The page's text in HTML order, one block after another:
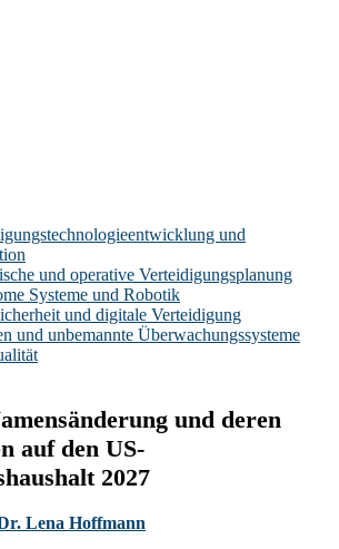
und
und operative Verteidigungsplanung
Systeme und Robotik
und digitale Verteidigung
und unbemannte Überwachungssysteme
und deren
auf den US-
2027
Lena Hoffmann